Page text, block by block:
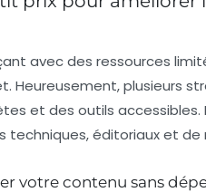
avec des ressources
Heureusement, plusieurs
et des outils
éditoriaux et de
votre contenu sans